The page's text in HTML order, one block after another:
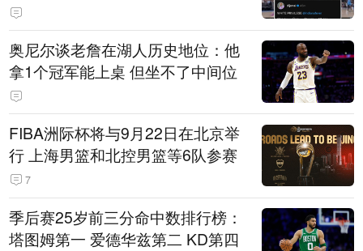
奥尼尔谈老詹在湖人历史地位：他
拿1个冠军能上桌 但坐不了中间位
FIBA洲际杯将与9月22日在北京举
行 上海男篮和北控男篮等6队参赛
7
季后赛25岁前三分命中数排行榜：
塔图姆第一 爱德华兹第二 KD第四